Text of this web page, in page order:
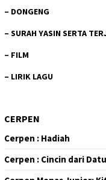
– DONGENG
– SURAH YASIN SERTA
– FILM
– LIRIK LAGU
CERPEN
Cerpen : Hadiah
Cerpen : Cincin dari